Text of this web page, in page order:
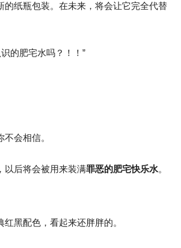
的纸瓶包装。在未来，将会让它完全代替
的肥宅水吗？！！”
会相信。
以后将会被用来装满罪恶的肥宅快乐水。
黑配色，看起来还胖胖的。